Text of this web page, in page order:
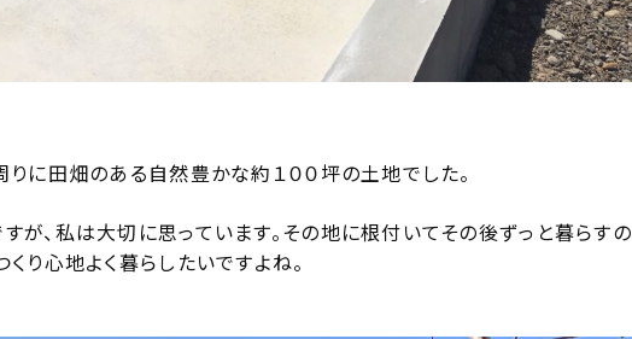
に田畑のある自然豊かな約１００坪の土地でした。
が、私は大切に思っています。その地に根付いてその後ずっと暮らすの
り心地よく暮らしたいですよね。